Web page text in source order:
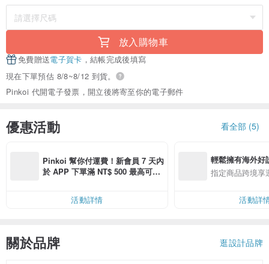
放入購物車
免費贈送電子賀卡 ，結帳完成後填寫
現在下單預估 8/8~8/12 到貨。
Pinkoi 代開電子發票，開立後將寄至你的電子郵件
優惠活動 看全部 (5)
Pinkoi 幫你付運費！新會員 7 天內
於 APP 下單滿 NT$ 500 最高可折
活動詳情
輕鬆擁有海外好
指定商品跨境享
活動詳
關於品牌 逛設計品牌